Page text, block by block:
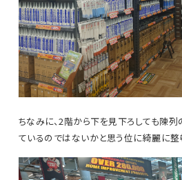
ちなみに、2階から下を見下ろしても陳
ているのではないかと思う位に綺麗に整